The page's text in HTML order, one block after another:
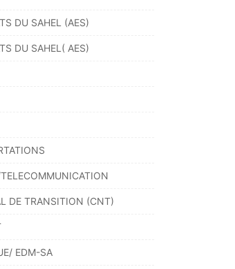
DU SAHEL (AES)
DU SAHEL( AES)
DE TRANSITION (CNT)
EDM-SA